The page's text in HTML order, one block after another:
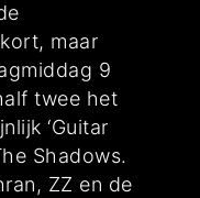
maar
9
twee het
‘Guitar
Shadows.
ZZ en de